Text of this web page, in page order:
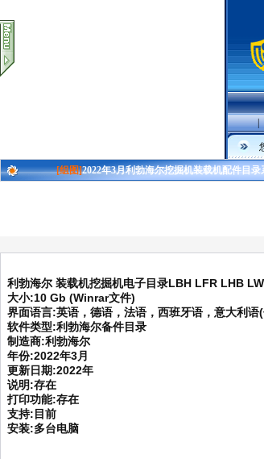
|
[组图]2022年3月利勃海尔挖掘机装载机配件目
利勃海尔 装载机挖掘机电子目录LBH LFR LHB
大小:10 Gb (Winrar文件)
界面语言:英语，德语，法语，西班牙语，意大利
软件类型:利勃海尔备件目录
制造商:利勃海尔
年份:2022年3月
更新日期:2022年
说明:存在
打印功能:存在
支持:目前
安装:多台电脑